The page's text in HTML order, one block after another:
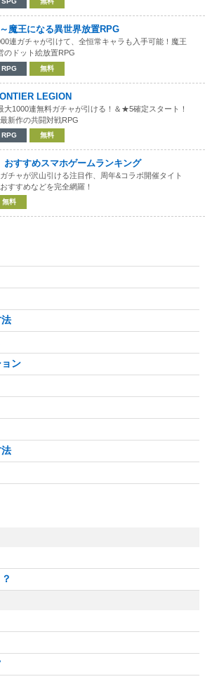
魔王になる異世界放置RPG
連ガチャが引けて、全恒常キャラも入手可能！魔王
のドット絵放置RPG
RPG 無料
LEGION
大1000連無料ガチャが引ける！＆★5確定スタート！
最新作の共闘対戦RPG
RPG 無料
おすすめスマホゲームランキング
チャが沢山引ける注目作、周年&コラボ開催タイト
すすめなどを完全網羅！
無料
ン